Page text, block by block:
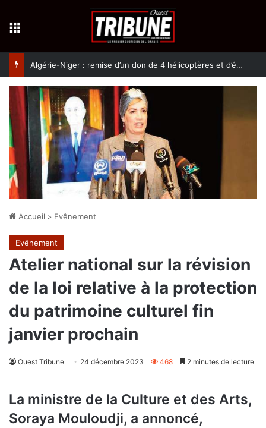
Algérie-Niger : remise d’un don de 4 hélicoptères et d’équipement militaires à l’armée nigérienne
Accueil > Evênement
Evênement
Atelier national sur la révision
de la loi relative à la protection
du patrimoine culturel fin
janvier prochain
Ouest Tribune 24 décembre 2023 468 2 minutes de lecture
La ministre de la Culture et des Arts,
Soraya Mouloudji, a annoncé,